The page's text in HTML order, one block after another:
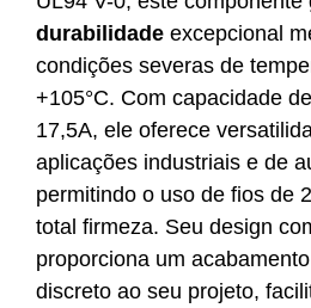
durabilidade excepcional
condições severas de
+105°C. Com capacidade
17,5A, ele oferece
aplicações industriais e de
permitindo o uso de fios de
total firmeza. Seu design
proporciona um
discreto ao seu projeto,